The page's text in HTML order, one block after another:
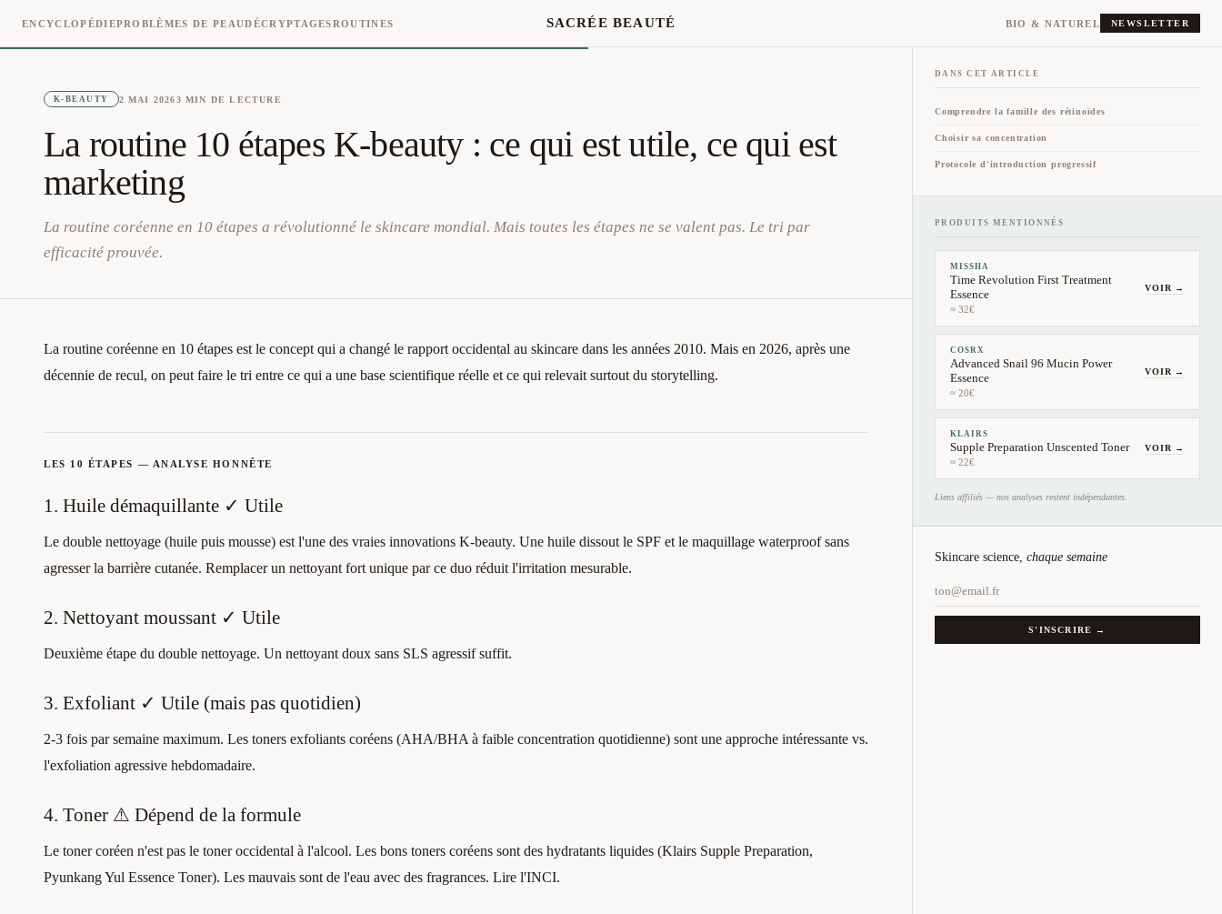
ENCYCLOPÉDIEPROBLÈMES DE PEAUDÉCRYPTAGESROUTINES SACRÉE BEAUTÉ BIO & NATUREL NEWSLETTER
K-BEAUTY 2 MAI 20263 MIN DE LECTURE
La routine 10 étapes K-beauty : ce qui est utile, ce qui est
marketing
La routine coréenne en 10 étapes a révolutionné le skincare mondial. Mais toutes les étapes ne se valent pas. Le tri par
efficacité prouvée.
La routine coréenne en 10 étapes est le concept qui a changé le rapport occidental au skincare dans les années 2010. Mais en 2026, après une
décennie de recul, on peut faire le tri entre ce qui a une base scientifique réelle et ce qui relevait surtout du storytelling.
LES 10 ÉTAPES — ANALYSE HONNÊTE
1. Huile démaquillante ✓ Utile
Le double nettoyage (huile puis mousse) est l'une des vraies innovations K-beauty. Une huile dissout le SPF et le maquillage waterproof sans
agresser la barrière cutanée. Remplacer un nettoyant fort unique par ce duo réduit l'irritation mesurable.
2. Nettoyant moussant ✓ Utile
Deuxième étape du double nettoyage. Un nettoyant doux sans SLS agressif suffit.
3. Exfoliant ✓ Utile (mais pas quotidien)
2-3 fois par semaine maximum. Les toners exfoliants coréens (AHA/BHA à faible concentration quotidienne) sont une approche intéressante vs.
l'exfoliation agressive hebdomadaire.
4. Toner ⚠ Dépend de la formule
Le toner coréen n'est pas le toner occidental à l'alcool. Les bons toners coréens sont des hydratants liquides (Klairs Supple Preparation,
Pyunkang Yul Essence Toner). Les mauvais sont de l'eau avec des fragrances. Lire l'INCI.
DANS CET ARTICLE
Comprendre la famille des rétinoïdes
Choisir sa concentration
Protocole d'introduction progressif
PRODUITS MENTIONNÉS
MISSHA
Time Revolution First Treatment
Essence
≈ 32€
VOIR →
COSRX
Advanced Snail 96 Mucin Power
Essence
≈ 20€
VOIR →
KLAIRS
Supple Preparation Unscented Toner
≈ 22€
VOIR →
Liens affiliés — nos analyses restent indépendantes.
Skincare science, chaque semaine
S'INSCRIRE →